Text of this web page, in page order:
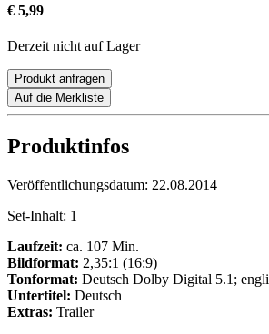
€ 5,99
Derzeit nicht auf Lager
Produkt anfragen
Auf die Merkliste
Produktinfos
Veröffentlichungsdatum: 22.08.2014
Set-Inhalt: 1
Laufzeit: ca. 107 Min.
Bildformat: 2,35:1 (16:9)
Tonformat: Deutsch Dolby Digital 5.1;
Untertitel: Deutsch
Extras: Trailer